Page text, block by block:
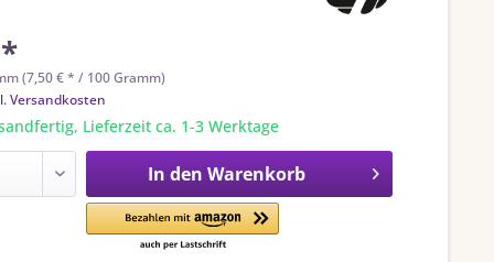
(7,50 € * / 100 Gramm)
Versandkosten
Lieferzeit ca. 1-3 Werktage
In den Warenkorb